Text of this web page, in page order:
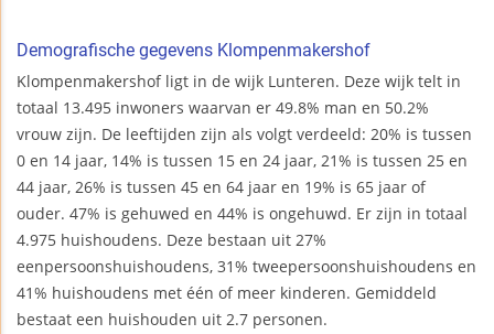
Demografische gegevens Klompenmakershof
Klompenmakershof ligt in de wijk Lunteren. Deze wijk telt in
totaal 13.495 inwoners waarvan er 49.8% man en 50.2%
vrouw zijn. De leeftijden zijn als volgt verdeeld: 20% is tussen
0 en 14 jaar, 14% is tussen 15 en 24 jaar, 21% is tussen 25 en
44 jaar, 26% is tussen 45 en 64 jaar en 19% is 65 jaar of
ouder. 47% is gehuwed en 44% is ongehuwd. Er zijn in totaal
4.975 huishoudens. Deze bestaan uit 27%
eenpersoonshuishoudens, 31% tweepersoonshuishoudens en
41% huishoudens met één of meer kinderen. Gemiddeld
bestaat een huishouden uit 2.7 personen.